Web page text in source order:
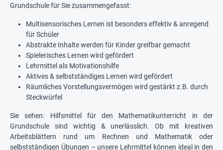
Grundschule für Sie zusammengefasst:
Multisensorisches Lernen ist besonders effektiv & anregend
für Schüler
Abstrakte Inhalte werden für Kinder greifbar gemacht
Spielerisches Lernen wird gefördert
Lehrmittel als Motivationshilfe
Aktives & selbstständiges Lernen wird gefördert
Räumliches Vorstellungsvermögen wird gestärkt z.B. durch
Steckwürfel
Sie sehen: Hilfsmittel für den Mathematikunterricht in der
Grundschule sind wichtig & unerlässlich. Ob mit kreativen
Arbeitsblättern rund um Rechnen und Mathematik oder
selbstständigen Übungen – unsere Lehrmittel können ideal in den